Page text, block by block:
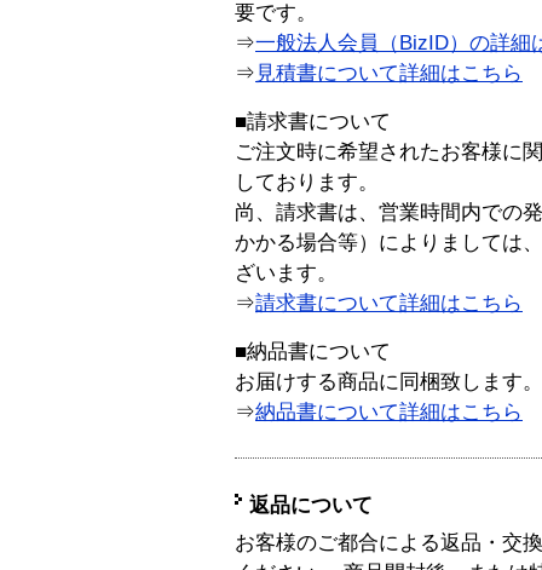
要です。
⇒一般法人会員（BizID）の詳細
⇒ 見積書について詳細はこちら
■請求書について
ご注文時に希望されたお客様に
しております。
尚、請求書は、営業時間内での
かかる場合等）によりましては
ざいます。
⇒請求書について詳細はこちら
■納品書について
お届けする商品に同梱致します。
⇒納品書について詳細はこちら
返品について
お客様のご都合による返品・交